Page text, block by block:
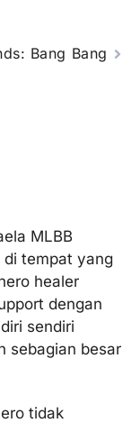
Bang Bang
MLBB
tempat yang
healer
dengan
sendiri
sebagian besar
tidak